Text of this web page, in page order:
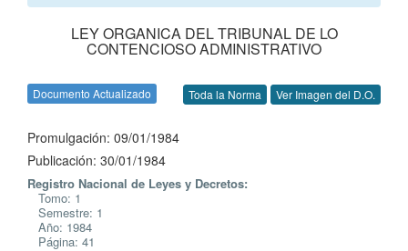
LEY ORGANICA DEL TRIBUNAL DE LO
CONTENCIOSO ADMINISTRATIVO
Documento Actualizado Toda la Norma Ver Imagen del D.O.
Promulgación: 09/01/1984
Publicación: 30/01/1984
Registro Nacional de Leyes y Decretos:
Tomo: 1
Semestre: 1
Año: 1984
Página: 41